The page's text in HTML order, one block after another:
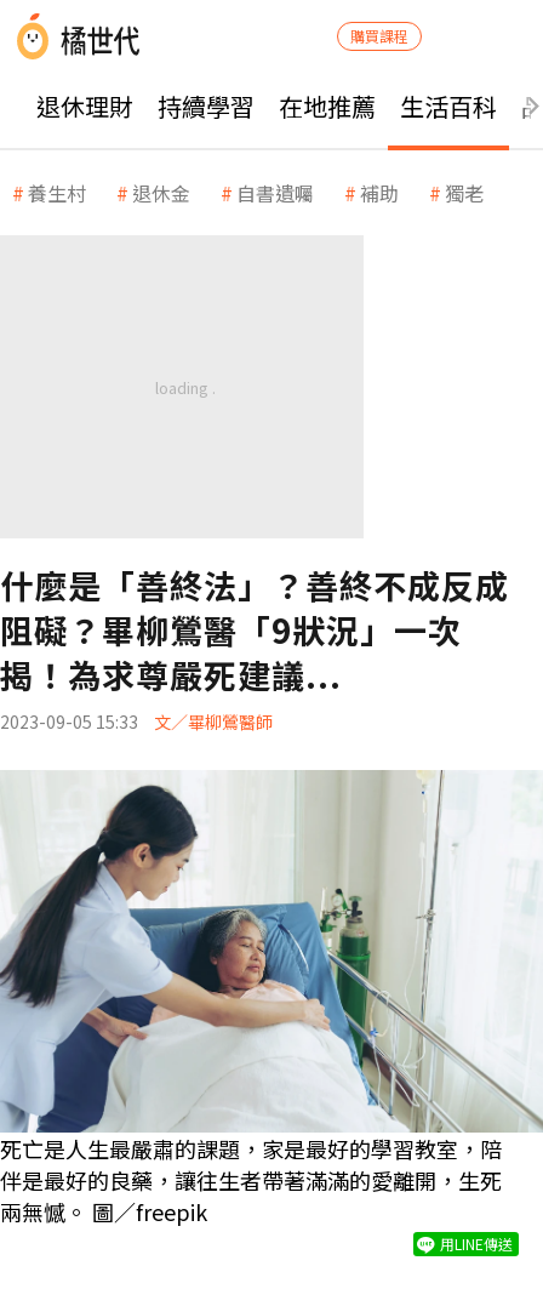
購買課程
退休理財 持續學習 在地推薦 生活百科
養生村 退休金 自書遺囑 補助 獨老
什麼是「善終法」？善終不成反成
阻礙？畢柳鶯醫「9狀況」一次
揭！為求尊嚴死建議...
2023-09-05 15:33 文／畢柳鶯醫師
死亡是人生最嚴肅的課題，家是最好的學習教室，陪
伴是最好的良藥，讓往生者帶著滿滿的愛離開，生死
兩無憾。 圖／freepik
用LINE傳送